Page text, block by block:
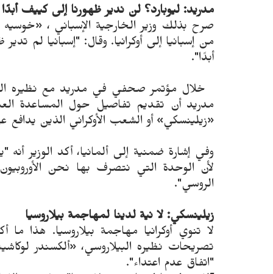
مدريد: ليوبارد؟ لن ندير ظهورنا إلى كييف أبدًا
صرح بذلك وزير الخارجية الإسباني ،
من إسبانيا إلى أوكرانيا. وقال: "إسبانيا لم
أبدًا".
خلال مؤتمر صحفي في مدريد مع نظيره
مدريد أن تقديم تفاصيل حول المساعدة
«زيلينسكي» أو الشعب الأوكراني الذين يدافع
وفي إشارة ضمنية إلى ألمانيا، أكد الوزير
لأن الوحدة التي نتصرف بها نحن
الروسي".
زيلينسكي: لا نية لدينا لمهاجمة بيلاروسيا
لا تنوي أوكرانيا مهاجمة بيلاروسيا. هذا ما
تصريحات نظيره البيلاروسي، «ألكسندر
"اتفاق عدم اعتداء".